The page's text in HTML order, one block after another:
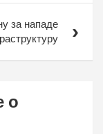
за нападе
о